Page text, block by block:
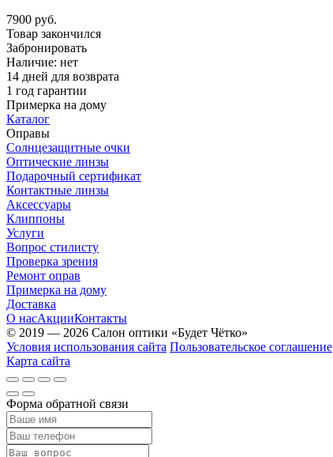
7900 руб.
Товар закончился
Забронировать
Наличие: нет
14 дней для возврата
1 год гарантии
Примерка на дому
Каталог
Оправы
Солнцезащитные очки
Оптические линзы
Подарочный сертификат
Контактные линзы
Аксессуары
Клиппоны
Услуги
Вопрос стилисту
Проверка зрения
Ремонт оправ
Примерка на дому
Доставка
О насАкцииКонтакты
© 2019 — 2026 Салон оптики «Будет Чётко»
Условия использования сайта Пользовательское соглашение
Карта сайта
Форма обратной связи